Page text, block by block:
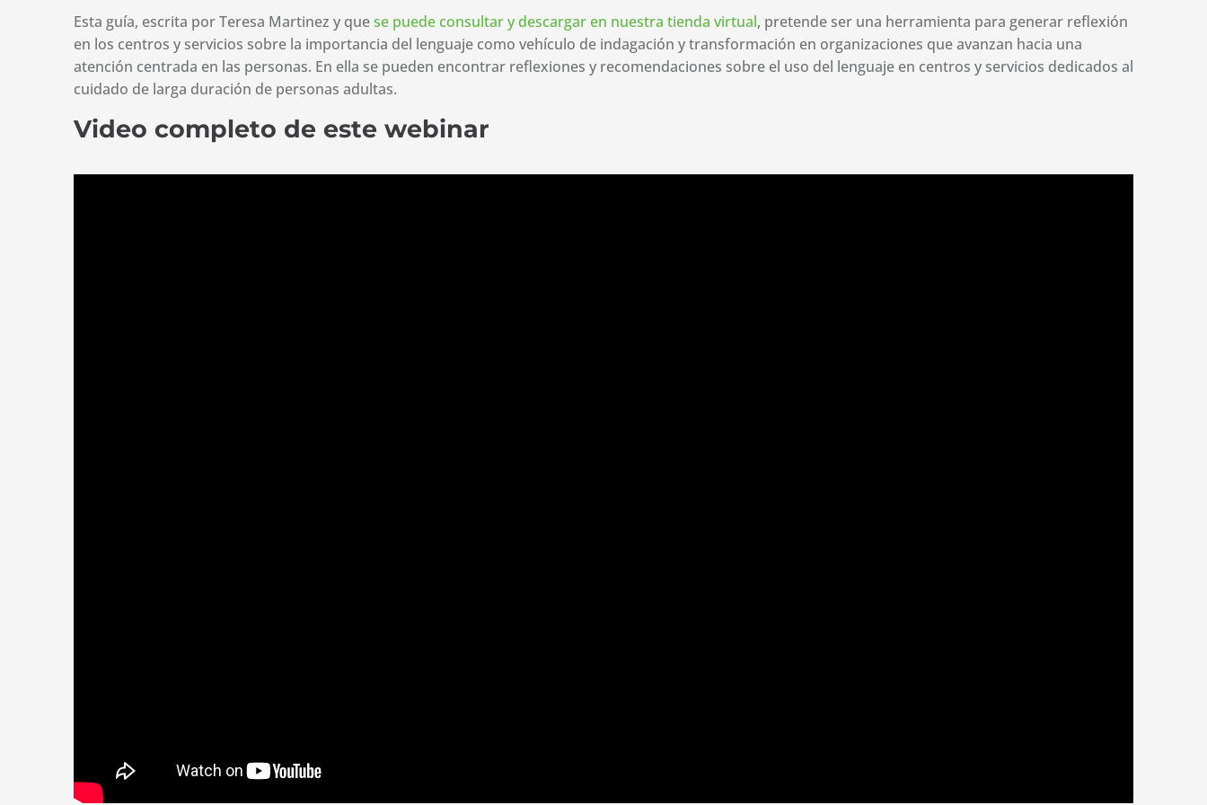
Esta guía, escrita por Teresa Martinez y quese puede consultar y descargar en nuestra tienda virtual, pretende ser una herramienta para generar reflexión
en los centros y servicios sobre la importancia del lenguaje como vehículo de indagación y transformación en organizaciones que avanzan hacia una
atención centrada en las personas. En ella se pueden encontrar reflexiones y recomendaciones sobre el uso del lenguaje en centros y servicios dedicados al
cuidado de larga duración de personas adultas.
Video completo de este webinar